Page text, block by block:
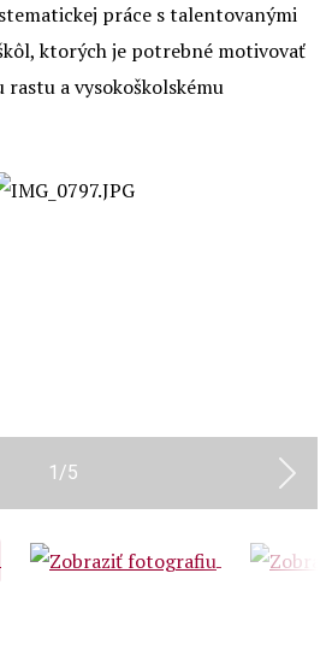
práce s talentovanými
ktorých je potrebné motivovať
a vysokoškolskému
Next
1 /5